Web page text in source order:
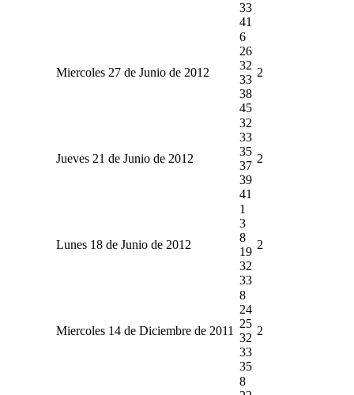
33
41
Miercoles 27 de Junio de 2012
6
26
32
33
38
45
2
Jueves 21 de Junio de 2012
32
33
35
37
39
41
2
Lunes 18 de Junio de 2012
1
3
8
19
32
33
2
Miercoles 14 de Diciembre de 2011
8
24
25
32
33
35
2
8